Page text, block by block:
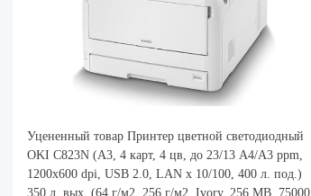
Уцененный товар Принтер цветной светодиодный
OKI C823N (A3, 4 карт, 4 цв, до 23/13 A4/A3 ppm,
1200x600 dpi, USB 2.0, LAN x 10/100, 400 л. под.)
350 л. вых. (64 г/м2, 256 г/м2, Ivory, 256 MB, 75000